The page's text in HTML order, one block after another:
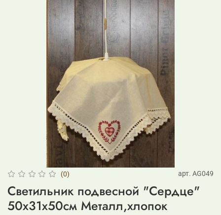
(0) арт. AG049
Светильник подвесной "Сердце"
50x31x50см Металл,хлопок